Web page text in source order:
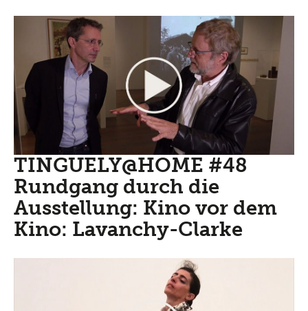
TINGUELY@HOME #48
Rundgang durch die
Ausstellung: Kino vor dem
Kino: Lavanchy-Clarke